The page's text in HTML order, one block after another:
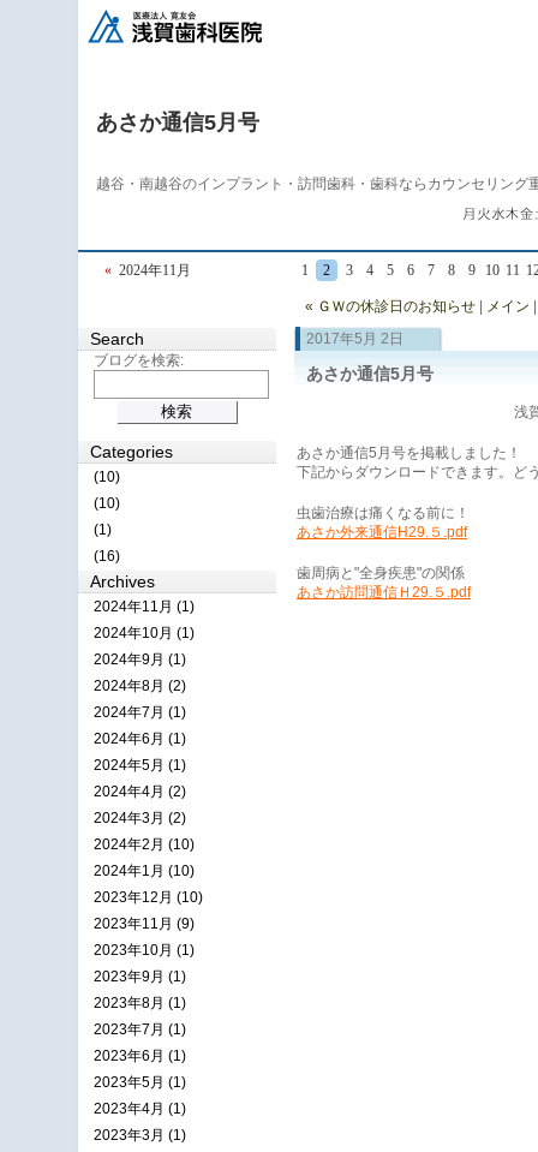
あさか通信5月号
越谷・南越谷のインプラント・訪問歯科・歯科ならカウンセリング
« 2024年11月 1 2 3 4 5 6 7 8 9 10 11
« ＧＷの休診日のお知らせ メイン
2017年5月 2日
あさか通信5月号
浅
あさか通信5月号を掲載しました！
下記からダウンロードできます。ど
虫歯治療は痛くなる前に！
あさか外来通信H29.５.pdf
歯周病と"全身疾患"の関係
あさか訪問通信Ｈ29.５.pdf
Search
ブログを検索:
Categories
(10)
(10)
(1)
(16)
Archives
2024年11月 (1)
2024年10月 (1)
2024年9月 (1)
2024年8月 (2)
2024年7月 (1)
2024年6月 (1)
2024年5月 (1)
2024年4月 (2)
2024年3月 (2)
2024年2月 (10)
2024年1月 (10)
2023年12月 (10)
2023年11月 (9)
2023年10月 (1)
2023年9月 (1)
2023年8月 (1)
2023年7月 (1)
2023年6月 (1)
2023年5月 (1)
2023年4月 (1)
2023年3月 (1)